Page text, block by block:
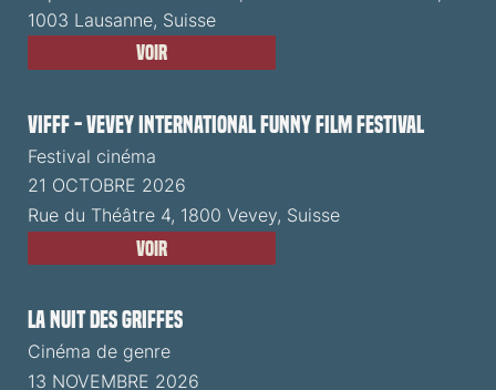
1003 Lausanne, Suisse
Voir
VIFFF - Vevey International Funny Film Festival
Festival cinéma
21 OCTOBRE 2026
Rue du Théâtre 4, 1800 Vevey, Suisse
Voir
La Nuit des Griffes
Cinéma de genre
13 NOVEMBRE 2026